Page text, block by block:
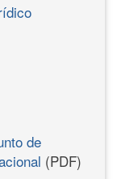
de
(PDF)